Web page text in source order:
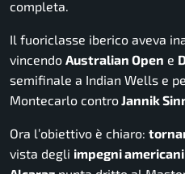
completa.
Il fuoriclasse iberico aveva
vincendo Australian Open e
semifinale a Indian Wells e
Montecarlo controJannik
Ora l’obiettivo è chiaro:
vista degli impegni americani